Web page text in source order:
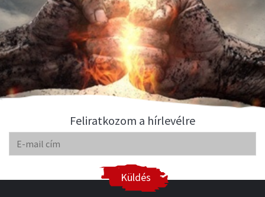
Feliratkozom a hírlevélre
Küldés